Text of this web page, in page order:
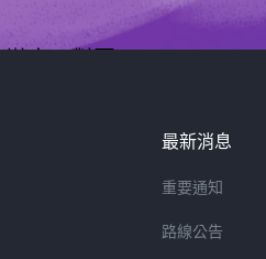
最新消息
重要通知
路線公告